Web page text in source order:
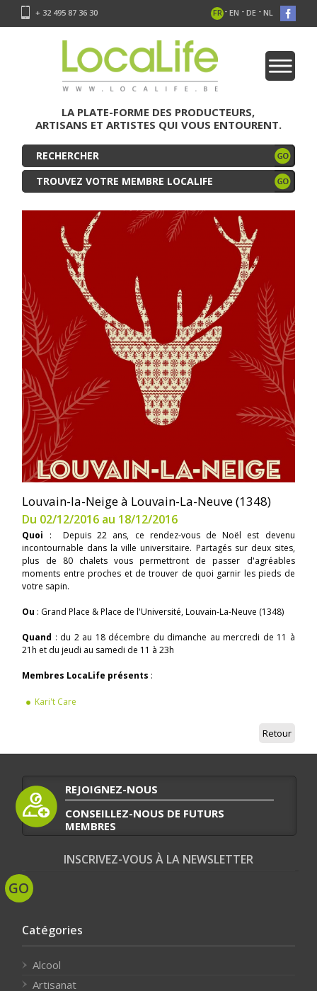
+ 32 495 87 36 30 FR - EN - DE - NL
LA PLATE-FORME DES PRODUCTEURS,
ARTISANS ET ARTISTES QUI VOUS ENTOURENT.
TROUVEZ VOTRE MEMBRE LOCALIFE
Louvain-la-Neige à Louvain-La-Neuve (1348)
Du 02/12/2016 au 18/12/2016
Quoi : Depuis 22 ans, ce rendez-vous de Noël est devenu
incontournable dans la ville universitaire. Partagés sur deux sites,
plus de 80 chalets vous permettront de passer d'agréables
moments entre proches et de trouver de quoi garnir les pieds de
votre sapin.
Ou : Grand Place & Place de l'Université, Louvain-La-Neuve (1348)
Quand : du 2 au 18 décembre du dimanche au mercredi de 11 à
21h et du jeudi au samedi de 11 à 23h
Membres LocaLife présents :
Kari't Care
Retour
REJOIGNEZ-NOUS
CONSEILLEZ-NOUS DE FUTURS
MEMBRES
INSCRIVEZ-VOUS À LA NEWSLETTER
Catégories
Alcool
Artisanat